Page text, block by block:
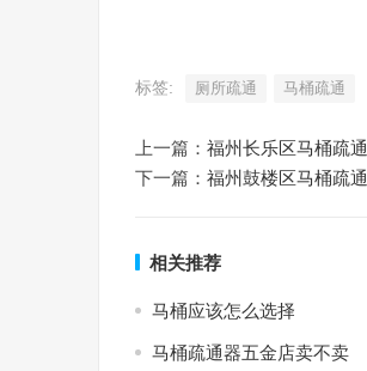
标签: 厕所疏通 马桶疏通
上一篇： 福州长乐区马桶疏
下一篇： 福州鼓楼区马桶疏
相关推荐
马桶应该怎么选择
马桶疏通器五金店卖不卖